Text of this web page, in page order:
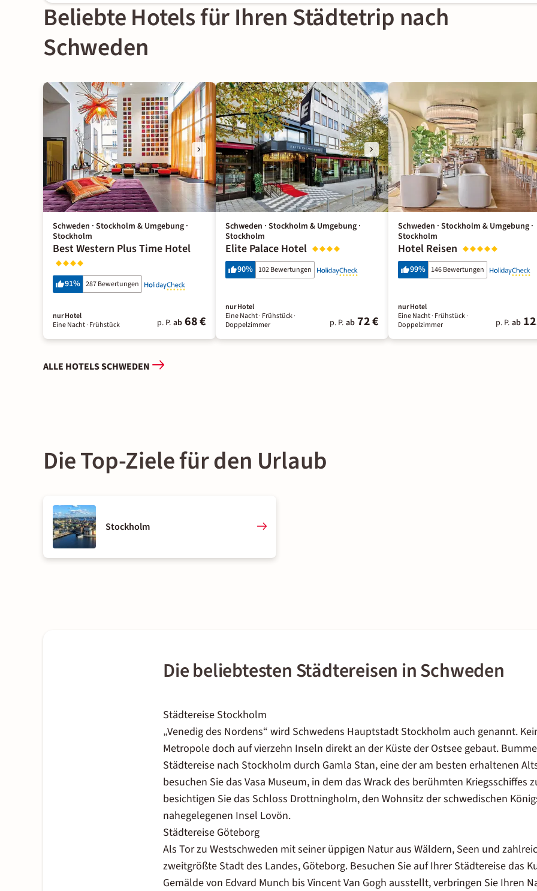
Beliebte Hotels für Ihren Städtetrip nach
Schweden
Schweden · Stockholm & Umgebung ·
Stockholm
Best Western Plus Time Hotel
91% 287 Bewertungen
nur Hotel
Eine Nacht· Frühstück p. P. ab 68 €
Schweden · Stockholm & Umgebung ·
Stockholm
Elite Palace Hotel
90% 102 Bewertungen
nur Hotel
Eine Nacht· Frühstück·
Doppelzimmer
p. P. ab 72 €
Schweden · Stockholm & Umgebung ·
Stockholm
Hotel Reisen
99% 146 Bewertungen
nur Hotel
Eine Nacht· Frühstück·
Doppelzimmer
p. P. ab
ALLE HOTELS SCHWEDEN
Die Top-Ziele für den Urlaub
Stockholm
Die beliebtesten Städtereisen in Schweden
Städtereise Stockholm
„Venedig des Nordens“ wird Schwedens Hauptstadt Stockholm auch genannt.
Metropole doch auf vierzehn Inseln direkt an der Küste der Ostsee gebaut.
Städtereise nach Stockholm durch Gamla Stan, eine der am besten erhaltenen
besuchen Sie das Vasa Museum, in dem das Wrack des berühmten Kriegsschiffes
besichtigen Sie das Schloss Drottningholm, den Wohnsitz der schwedischen
nahegelegenen Insel Lovön.
Städtereise Göteborg
Als Tor zu Westschweden mit seiner üppigen Natur aus Wäldern, Seen und
zweitgrößte Stadt des Landes, Göteborg. Besuchen Sie auf Ihrer Städtereise das
Gemälde von Edvard Munch bis Vincent Van Gogh ausstellt, verbringen Sie Ihren